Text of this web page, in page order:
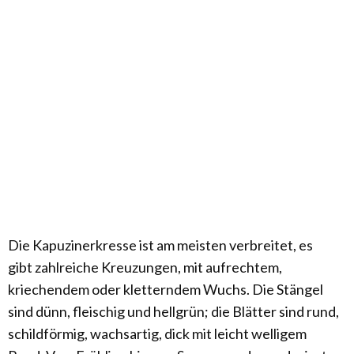
Die Kapuzinerkresse ist am meisten verbreitet, es
gibt zahlreiche Kreuzungen, mit aufrechtem,
kriechendem oder kletterndem Wuchs. Die Stängel
sind dünn, fleischig und hellgrün; die Blätter sind rund,
schildförmig, wachsartig, dick mit leicht welligem